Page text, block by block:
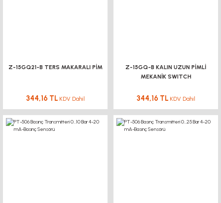
Z-15GQ21-B TERS MAKARALI PİM
344,16 TL KDV Dahil
Z-15GQ-B KALIN UZUN PİMLİ
MEKANİK SWITCH
344,16 TL KDV Dahil